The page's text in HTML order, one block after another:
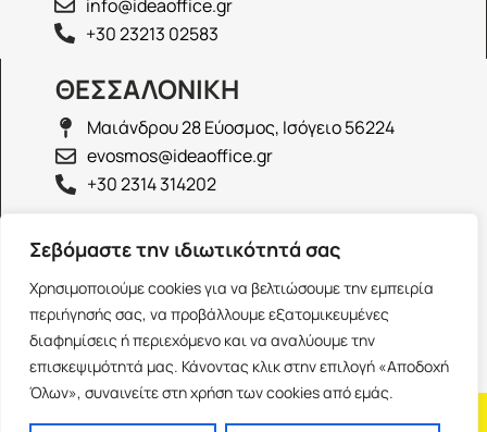
Σεβόμαστε την ιδιωτικότητά σας
Χρησιμοποιούμε cookies για να βελτιώσουμε την εμπειρία
περιήγησής σας, να προβάλλουμε εξατομικευμένες
διαφημίσεις ή περιεχόμενο και να αναλύουμε την
επισκεψιμότητά μας. Κάνοντας κλικ στην επιλογή «Αποδοχή
Όλων», συναινείτε στη χρήση των cookies από εμάς.
info@ideaoffice.gr
+30 23213 02583
ΘΕΣΣΑΛΟΝΙΚΗ
Μαιάνδρου 28 Εύοσμος, Ισόγειο 56224
evosmos@ideaoffice.gr
+30 2314 314202
ΙΩΑΝΝΙΝΑ
Γεώργιου Καραϊσκάκη 38, Ισόγειο 45444
ioannina@ideaoffice.gr
+30 26516 08616